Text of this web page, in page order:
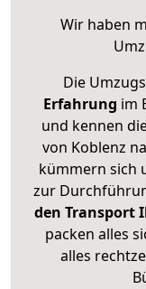
Wir haben
Die
Erfahrung im
und kennen
von Koblenz
kümmern sich
zur
den Transport
packen alles
alles